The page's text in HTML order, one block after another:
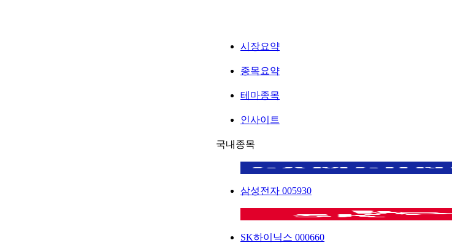
시장요약
종목요약
테마종목
인사이트
국내종목
삼성전자 005930
SK하이닉스 000660